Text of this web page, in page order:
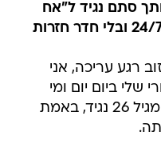
סתם נגיד ל"אח
הגדול", ששם באמת מכירים 24/7 ובלי חדר חזרות
רגע עריכה, אני
ביום יום ומי
שעוקב אחריי כאילו באדיקות מגיל 26 נגיד, באמת